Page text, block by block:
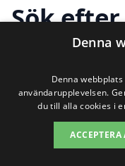
Sök
städer
Denna
Denna
användarupplevelsen.
du till alla cookies i